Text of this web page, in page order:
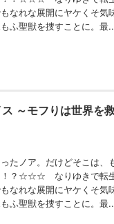
なれな展開にヤケくそ気
ふ聖獣を捜すことに。最
～モフりは世界を
たノア。だけどそこは、
！？☆☆☆ なりゆきで転
なれな展開にヤケくそ気
ふ聖獣を捜すことに。最